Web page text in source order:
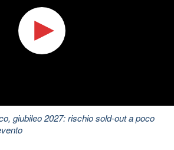
giubileo 2027: rischio sold-out a poco